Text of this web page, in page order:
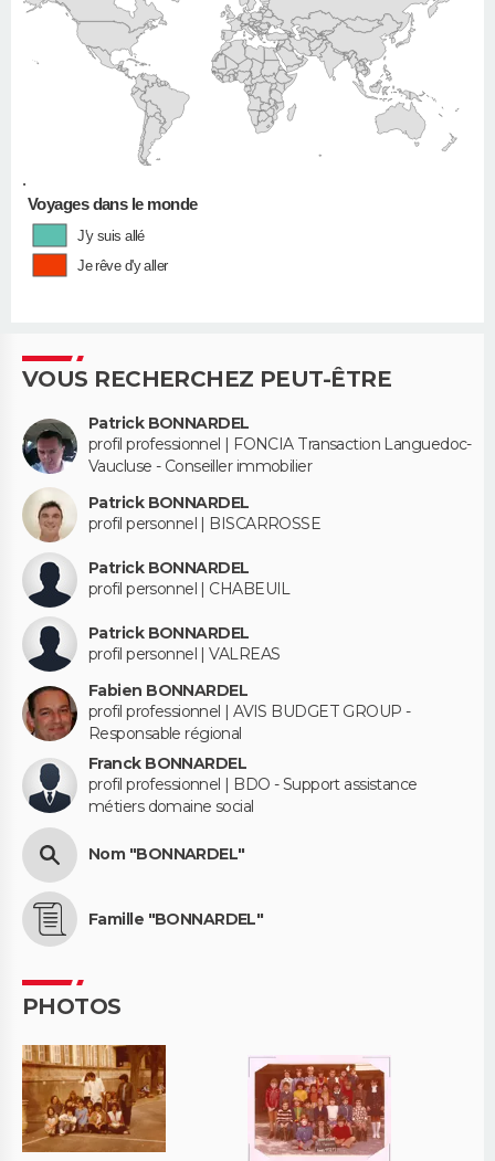
•
Voyages dans le monde
J'y suis allé
Je rêve d'y aller
VOUS RECHERCHEZ PEUT-ÊTRE
Patrick BONNARDEL
profil professionnel | FONCIA Transaction Languedoc-
Vaucluse - Conseiller immobilier
Patrick BONNARDEL
profil personnel | BISCARROSSE
Patrick BONNARDEL
profil personnel | CHABEUIL
Patrick BONNARDEL
profil personnel | VALREAS
Fabien BONNARDEL
profil professionnel | AVIS BUDGET GROUP -
Responsable régional
Franck BONNARDEL
profil professionnel | BDO - Support assistance
métiers domaine social
Nom "BONNARDEL"
Famille "BONNARDEL"
PHOTOS